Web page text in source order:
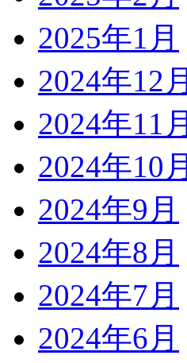
2025年1月
2024年12月
2024年11月
2024年10月
2024年9月
2024年8月
2024年7月
2024年6月